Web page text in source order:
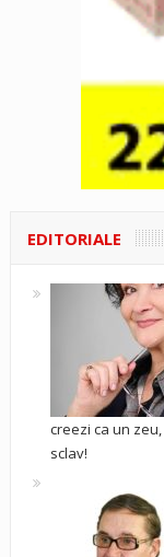
EDITORIALE
creezi ca un
sclav!